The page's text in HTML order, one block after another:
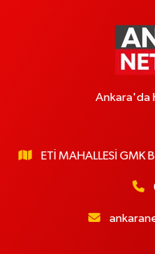
Ankara'da
ETİ MAHALLESİ GMK